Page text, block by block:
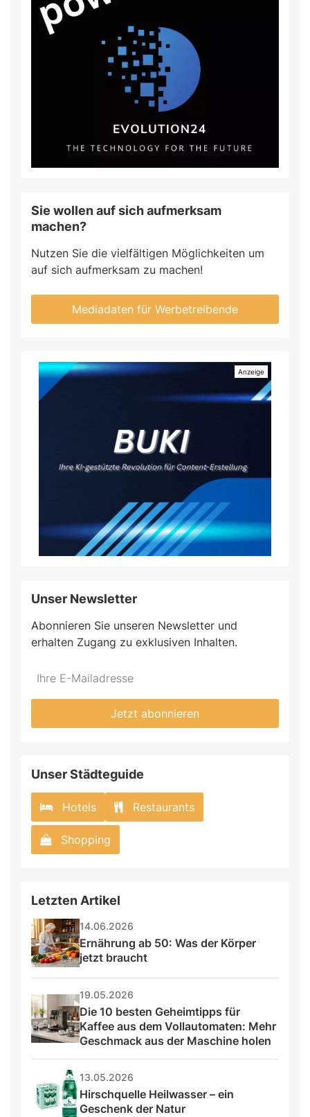
Sie wollen auf sich aufmerksam
machen?
Nutzen Sie die vielfältigen Möglichkeiten um
auf sich aufmerksam zu machen!
Mediadaten für Werbetreibende
Unser Newsletter
Abonnieren Sie unseren Newsletter und
erhalten Zugang zu exklusiven Inhalten.
Do
fill
*Ihre
Mailadresse:
Jetzt abonnieren
Unser Städteguide
Hotels Restaurants
Shopping
Letzten Artikel
14.06.2026
Ernährung ab 50: Was der Körper
jetzt braucht
19.05.2026
Die 10 besten Geheimtipps für
Kaffee aus dem Vollautomaten: Mehr
Geschmack aus der Maschine holen
13.05.2026
Hirschquelle Heilwasser – ein
Geschenk der Natur